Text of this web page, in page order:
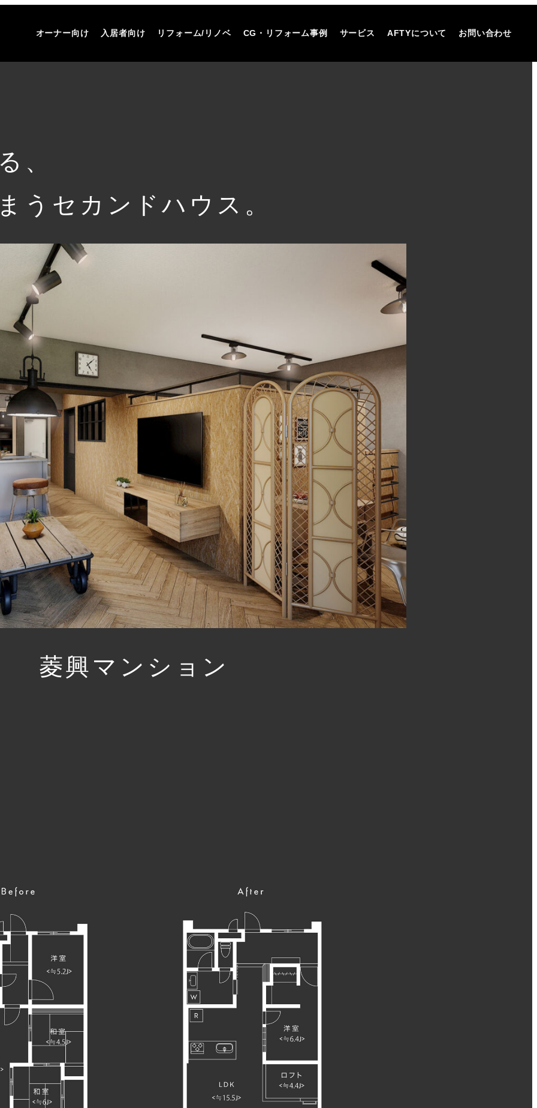
オーナー向け 入居者向け リフォーム/リノベ CG・リフォーム事例 サービス AFTYについて お問い合わせ
、
うセカンドハウス。
菱興マンション